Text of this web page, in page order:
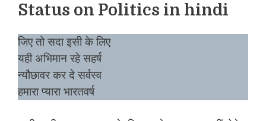
Status on Politics in hindi
जिए तो सदा इसी के लिए
यही अभिमान रहे सहर्ष
न्यौछावर कर दे सर्वस्व
हमारा प्यारा भारतवर्ष